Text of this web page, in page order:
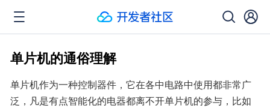
单片机的通俗理解
单片机作为一种控制器件，它在各中电路中使用都非常广
泛，凡是有点智能化的电器都离不开单片机的参与，比如